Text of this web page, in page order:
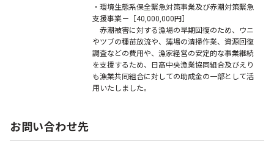
・環境生態系保全緊急対策事業及び赤潮対策緊急
支援事業－［40,000,000円］
赤潮被害に対する漁場の早期回復のため、ウニ
やツブの種苗放流や、藻場の清掃作業、資源回復
調査などの費用や、漁家経営の安定的な事業継続
を支援するため、日高中央漁業協同組合及びえり
も漁業共同組合に対しての助成金の一部として活
用いたしました。
お問い合わせ先